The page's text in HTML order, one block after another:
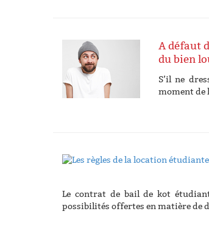
A défaut
du bien
S’il ne
moment de
Le contrat de bail de kot
possibilités offertes en matière de